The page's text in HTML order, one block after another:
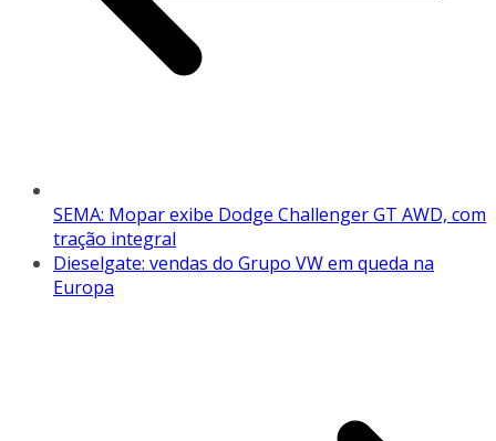
SEMA: Mopar exibe Dodge Challenger GT AWD, com
tração integral
Dieselgate: vendas do Grupo VW em queda na
Europa